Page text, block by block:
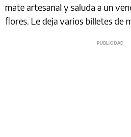
mate artesanal y saluda a un
flores. Le deja varios billetes de